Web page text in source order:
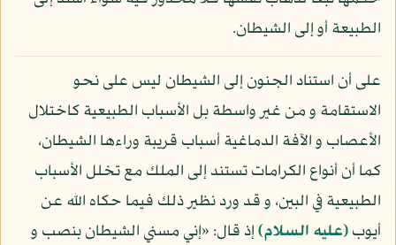
الطبيعة أو إلى الشيطان.
على أن استناد الجنون إلى الشيطان ليس على نحو
الاستقامة و من غير واسطة بل الأسباب الطبيعية كاختلال
الأعصاب و الآفة الدماغية أسباب قريبة وراءها الشيطان،
كما أن أنواع الكرامات تستند إلى الملك مع تخلل الأسباب
الطبيعية في البين، و قد ورد نظير ذلك فيما حكاه الله عن
أيوب(عليه السلام)إذ قال: «إني مسني الشيطان بنصب و